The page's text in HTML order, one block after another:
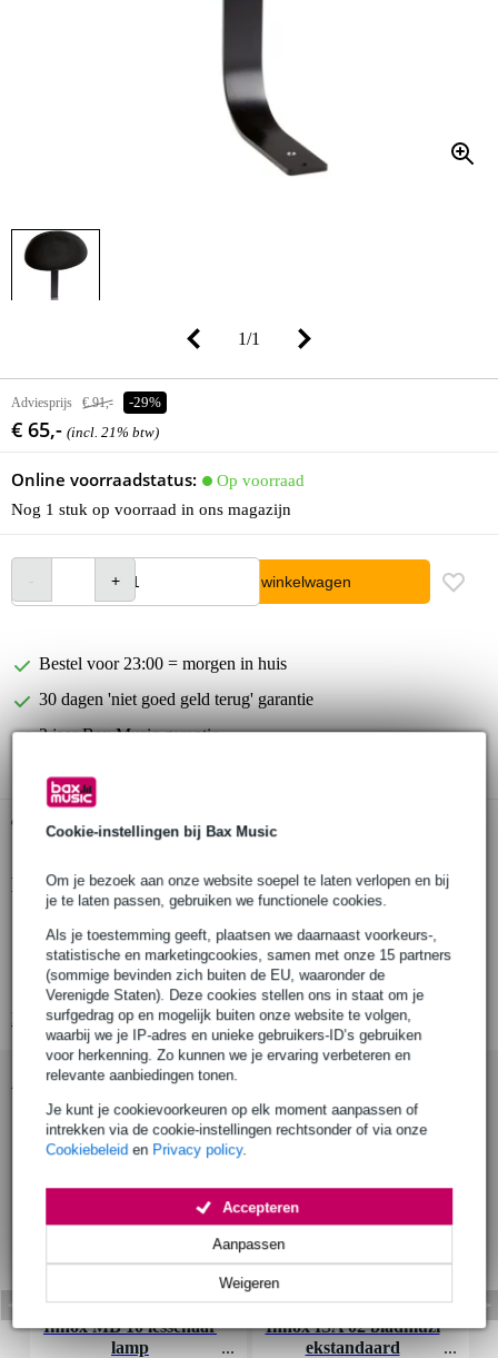
Cookie-instellingen bij Bax Music
Om je bezoek aan onze website soepel te laten verlopen en bij
je te laten passen, gebruiken we functionele cookies.
Als je toestemming geeft, plaatsen we daarnaast voorkeurs-,
statistische en marketingcookies, samen met onze 15 partners
(sommige bevinden zich buiten de EU, waaronder de
Verenigde Staten). Deze cookies stellen ons in staat om je
surfgedrag op en mogelijk buiten onze website te volgen,
waarbij we je IP-adres en unieke gebruikers-ID’s gebruiken
voor herkenning. Zo kunnen we je ervaring verbeteren en
relevante aanbiedingen tonen.
Je kunt je cookievoorkeuren op elk moment aanpassen of
intrekken via de cookie-instellingen rechtsonder of via onze
Cookiebeleid en Privacy policy.
Weigeren
Aanpassen
Accepteren
1/1
Adviesprijs € 91,- -29%
€ 65,- (incl. 21% btw)
Online voorraadstatus:
Op voorraad
Nog 1 stuk op voorraad in ons magazijn
In winkelwagen
Bestel voor 23:00 = morgen in huis
30 dagen 'niet goed geld terug' garantie
3 jaar Bax Music garantie
Gratis ophalen in de winkel
Productinformatie
rugleuning voor drumkruk/stoel
in hoogte en diepte verstelbaar
hoogte: 440 mm
Bekijk alle productspecificaties
Accessoires (9)
Innox MB 10 lessenaar
lamp
Innox ISA 02 bladmuzi
ekstandaard